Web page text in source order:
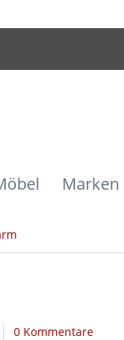
Marken
0 Kommentare